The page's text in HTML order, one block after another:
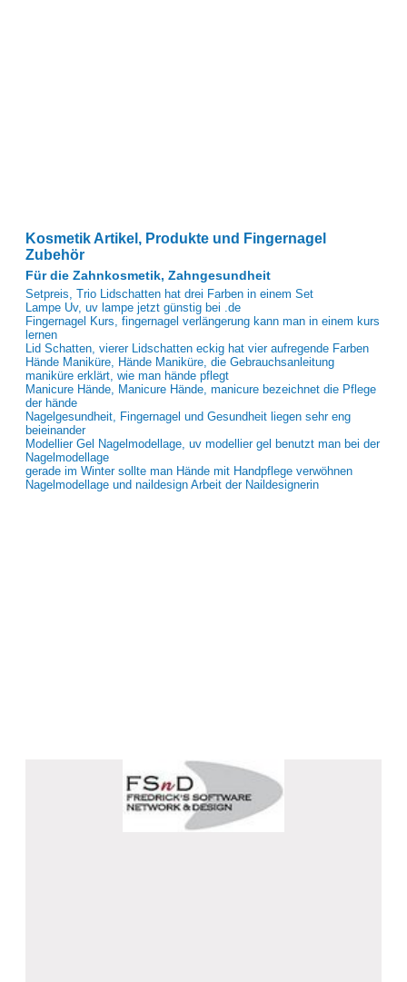
Kosmetik Artikel, Produkte und Fingernagel
Zubehör
Für die Zahnkosmetik, Zahngesundheit
Setpreis, Trio Lidschatten hat drei Farben in einem Set
Lampe Uv, uv lampe jetzt günstig bei .de
Fingernagel Kurs, fingernagel verlängerung kann man in einem kurs
lernen
Lid Schatten, vierer Lidschatten eckig hat vier aufregende Farben
Hände Maniküre, Hände Maniküre, die Gebrauchsanleitung
maniküre erklärt, wie man hände pflegt
Manicure Hände, Manicure Hände, manicure bezeichnet die Pflege
der hände
Nagelgesundheit, Fingernagel und Gesundheit liegen sehr eng
beieinander
Modellier Gel Nagelmodellage, uv modellier gel benutzt man bei der
Nagelmodellage
gerade im Winter sollte man Hände mit Handpflege verwöhnen
Nagelmodellage und naildesign Arbeit der Naildesignerin